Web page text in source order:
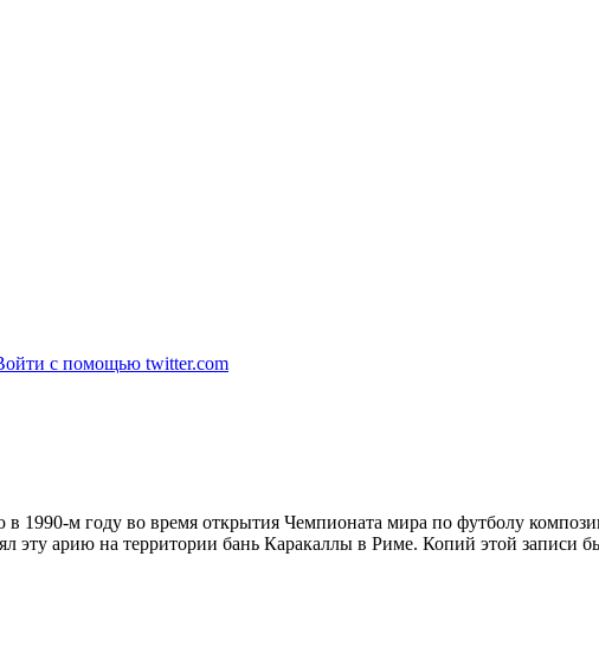
1990-м году во время открытия Чемпионата мира по футболу
эту арию на территории бань Каракаллы в Риме. Копий этой записи